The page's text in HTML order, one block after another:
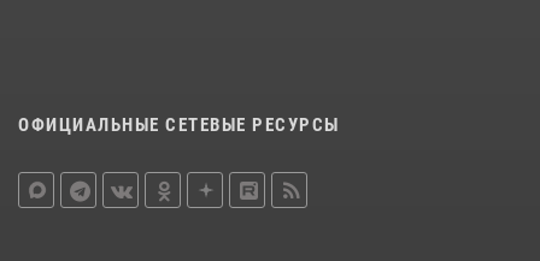
ОФИЦИАЛЬНЫЕ СЕТЕВЫЕ РЕСУРСЫ